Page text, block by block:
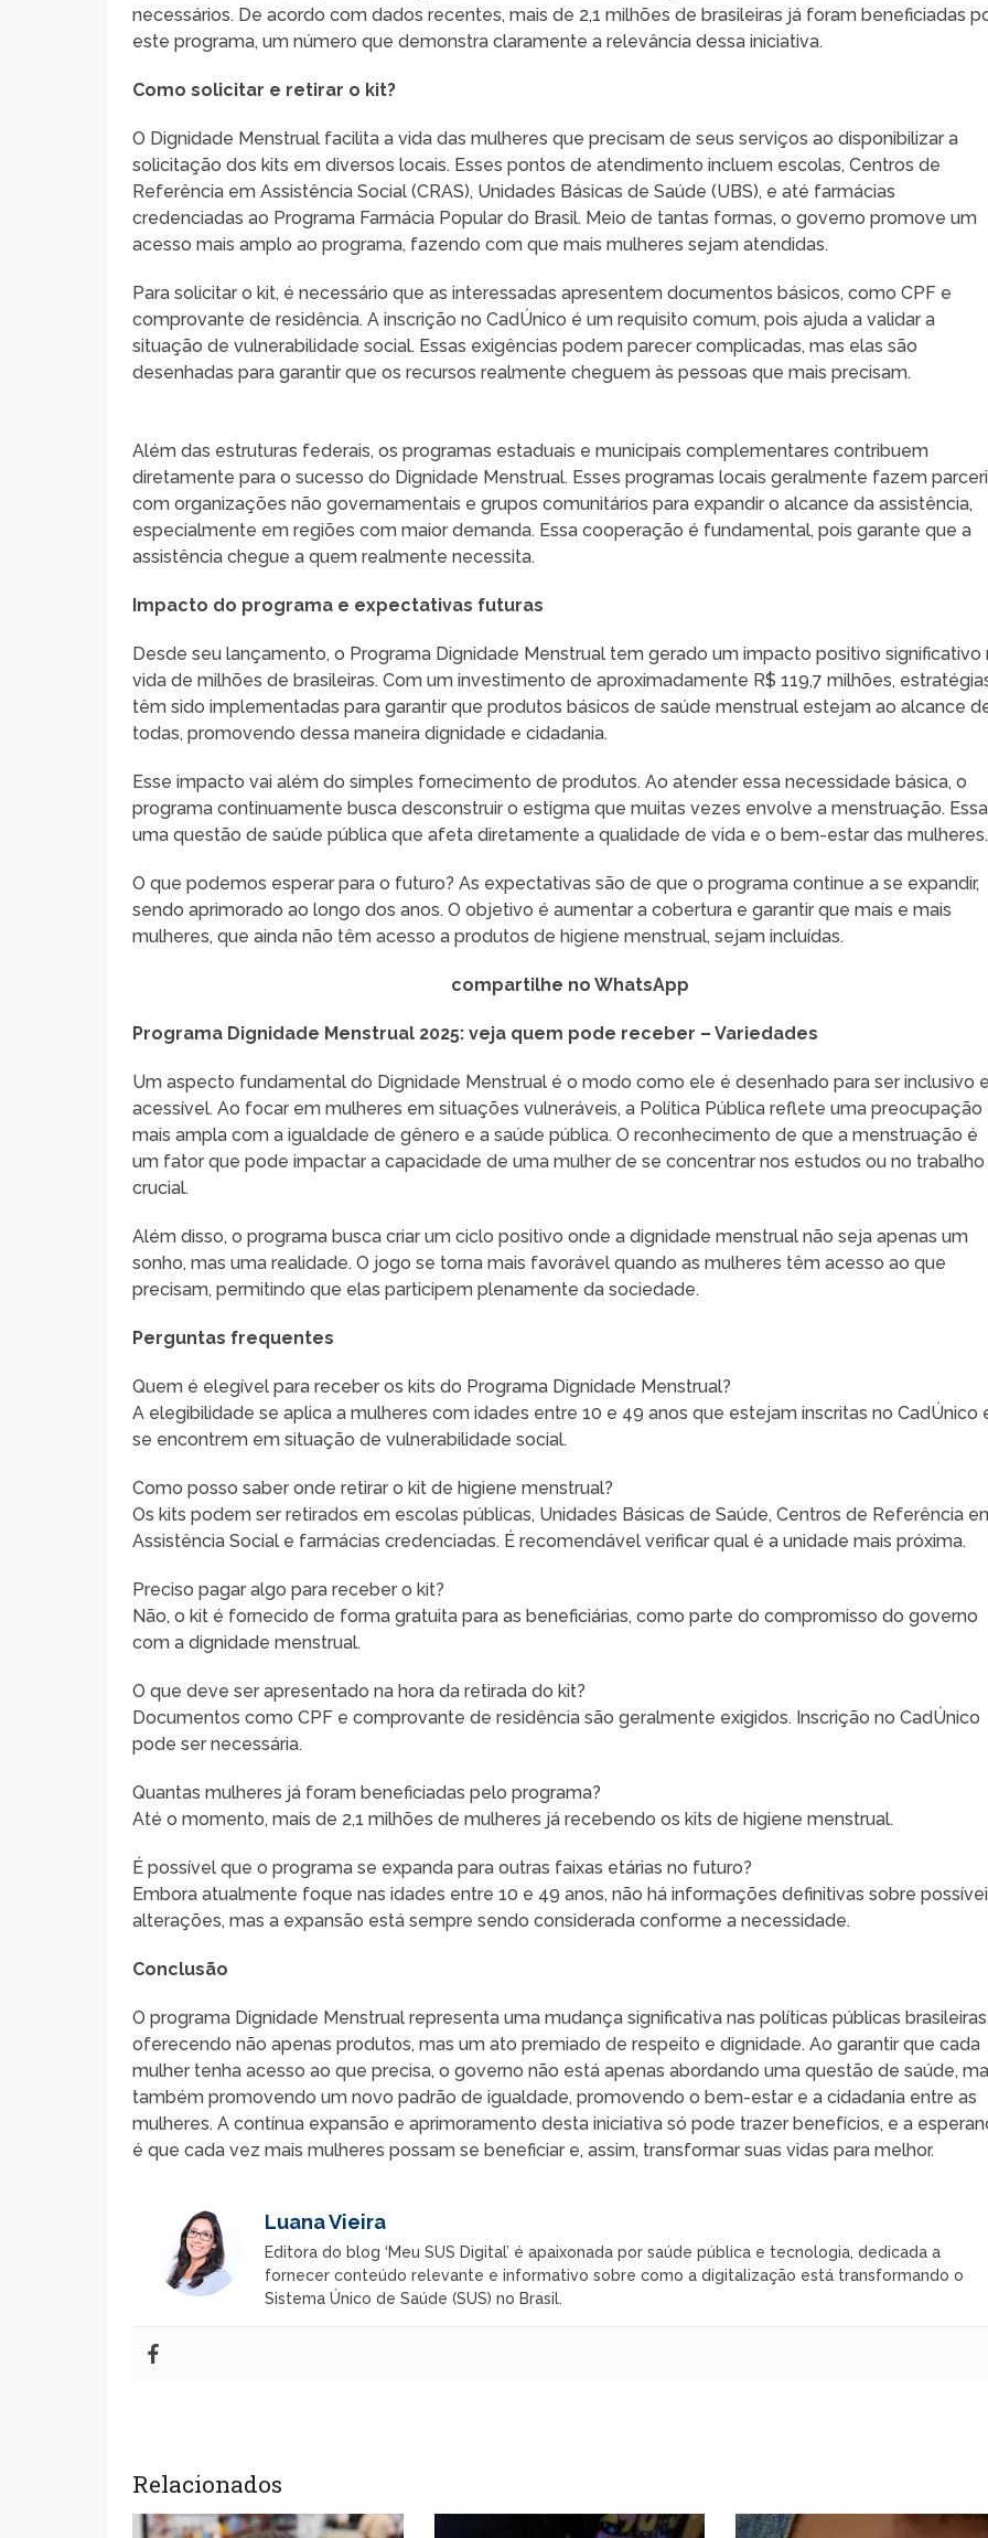
necessários. De acordo com dados recentes, mais de 2,1 milhões de brasileiras já foram beneficiadas
este programa, um número que demonstra claramente a relevância dessa iniciativa.
Como solicitar e retirar o kit?
O Dignidade Menstrual facilita a vida das mulheres que precisam de seus serviços ao disponibilizar a
solicitação dos kits em diversos locais. Esses pontos de atendimento incluem escolas, Centros de
Referência em Assistência Social (CRAS), Unidades Básicas de Saúde (UBS), e até farmácias
credenciadas ao Programa Farmácia Popular do Brasil. Meio de tantas formas, o governo promove um
acesso mais amplo ao programa, fazendo com que mais mulheres sejam atendidas.
Para solicitar o kit, é necessário que as interessadas apresentem documentos básicos, como CPF e
comprovante de residência. A inscrição no CadÚnico é um requisito comum, pois ajuda a validar a
situação de vulnerabilidade social. Essas exigências podem parecer complicadas, mas elas são
desenhadas para garantir que os recursos realmente cheguem às pessoas que mais precisam.
Além das estruturas federais, os programas estaduais e municipais complementares contribuem
diretamente para o sucesso do Dignidade Menstrual. Esses programas locais geralmente fazem
com organizações não governamentais e grupos comunitários para expandir o alcance da assistência,
especialmente em regiões com maior demanda. Essa cooperação é fundamental, pois garante que a
assistência chegue a quem realmente necessita.
Impacto do programa e expectativas futuras
Desde seu lançamento, o Programa Dignidade Menstrual tem gerado um impacto positivo significativo
vida de milhões de brasileiras. Com um investimento de aproximadamente R$ 119,7 milhões,
têm sido implementadas para garantir que produtos básicos de saúde menstrual estejam ao alcance
todas, promovendo dessa maneira dignidade e cidadania.
Esse impacto vai além do simples fornecimento de produtos. Ao atender essa necessidade básica, o
programa continuamente busca desconstruir o estigma que muitas vezes envolve a menstruação.
uma questão de saúde pública que afeta diretamente a qualidade de vida e o bem-estar das mulheres.
O que podemos esperar para o futuro? As expectativas são de que o programa continue a se expandir,
sendo aprimorado ao longo dos anos. O objetivo é aumentar a cobertura e garantir que mais e mais
mulheres, que ainda não têm acesso a produtos de higiene menstrual, sejam incluídas.
compartilhe no WhatsApp
Programa Dignidade Menstrual 2025: veja quem pode receber – Variedades
Um aspecto fundamental do Dignidade Menstrual é o modo como ele é desenhado para ser inclusivo
acessível. Ao focar em mulheres em situações vulneráveis, a Política Pública reflete uma preocupação
mais ampla com a igualdade de gênero e a saúde pública. O reconhecimento de que a menstruação é
um fator que pode impactar a capacidade de uma mulher de se concentrar nos estudos ou no
crucial.
Além disso, o programa busca criar um ciclo positivo onde a dignidade menstrual não seja apenas um
sonho, mas uma realidade. O jogo se torna mais favorável quando as mulheres têm acesso ao que
precisam, permitindo que elas participem plenamente da sociedade.
Perguntas frequentes
Quem é elegível para receber os kits do Programa Dignidade Menstrual?
A elegibilidade se aplica a mulheres com idades entre 10 e 49 anos que estejam inscritas no CadÚnico
se encontrem em situação de vulnerabilidade social.
Como posso saber onde retirar o kit de higiene menstrual?
Os kits podem ser retirados em escolas públicas, Unidades Básicas de Saúde, Centros de Referência
Assistência Social e farmácias credenciadas. É recomendável verificar qual é a unidade mais próxima.
Preciso pagar algo para receber o kit?
Não, o kit é fornecido de forma gratuita para as beneficiárias, como parte do compromisso do governo
com a dignidade menstrual.
O que deve ser apresentado na hora da retirada do kit?
Documentos como CPF e comprovante de residência são geralmente exigidos. Inscrição no CadÚnico
pode ser necessária.
Quantas mulheres já foram beneficiadas pelo programa?
Até o momento, mais de 2,1 milhões de mulheres já recebendo os kits de higiene menstrual.
É possível que o programa se expanda para outras faixas etárias no futuro?
Embora atualmente foque nas idades entre 10 e 49 anos, não há informações definitivas sobre
alterações, mas a expansão está sempre sendo considerada conforme a necessidade.
Conclusão
O programa Dignidade Menstrual representa uma mudança significativa nas políticas públicas
oferecendo não apenas produtos, mas um ato premiado de respeito e dignidade. Ao garantir que cada
mulher tenha acesso ao que precisa, o governo não está apenas abordando uma questão de saúde,
também promovendo um novo padrão de igualdade, promovendo o bem-estar e a cidadania entre as
mulheres. A contínua expansão e aprimoramento desta iniciativa só pode trazer benefícios, e a
é que cada vez mais mulheres possam se beneficiar e, assim, transformar suas vidas para melhor.
Luana Vieira
Editora do blog ‘Meu SUS Digital’ é apaixonada por saúde pública e tecnologia, dedicada a
fornecer conteúdo relevante e informativo sobre como a digitalização está transformando o
Sistema Único de Saúde (SUS) no Brasil.
Relacionados